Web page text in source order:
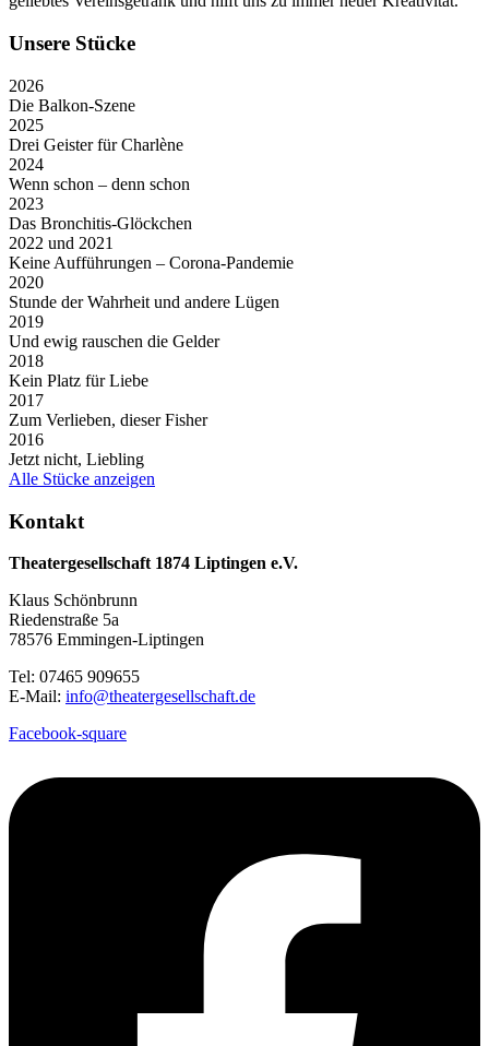
Unsere Stücke
2026
Die Balkon-Szene
2025
Drei Geister für Charlène
2024
Wenn schon – denn schon
2023
Das Bronchitis-Glöckchen
2022 und 2021
Keine Aufführungen – Corona-Pandemie
2020
Stunde der Wahrheit und andere Lügen
2019
Und ewig rauschen die Gelder
2018
Kein Platz für Liebe
2017
Zum Verlieben, dieser Fisher
2016
Jetzt nicht, Liebling
Alle Stücke anzeigen
Kontakt
Theatergesellschaft 1874 Liptingen e.V.
Klaus Schönbrunn
Riedenstraße 5a
78576 Emmingen-Liptingen
Tel: 07465 909655
E-Mail: info@theatergesellschaft.de
Facebook-square